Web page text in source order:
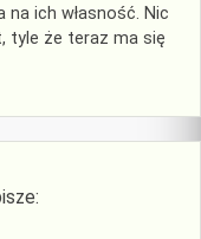
na ich własność. Nic
tyle że teraz ma się